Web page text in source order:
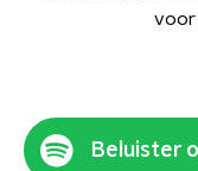
voor
Beluister